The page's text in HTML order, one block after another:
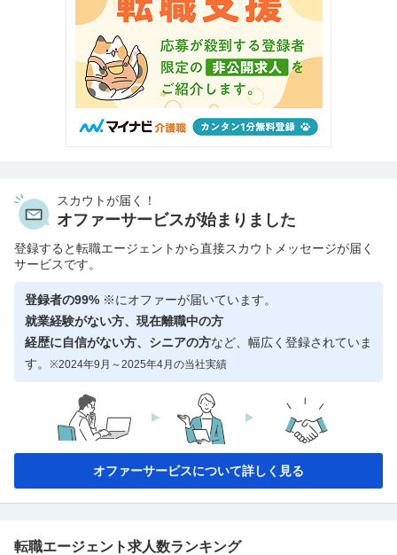
スカウトが届く！
オファーサービスが始まりました
登録すると転職エージェントから直接スカウトメッセージが届く
サービスです。
登録者の99% ※にオファーが届いています。
就業経験がない方、現在離職中の方
経歴に自信がない方、シニアの方など、幅広く登録されていま
す。 ※2024年9月～2025年4月の当社実績
オファーサービスについて詳しく見る
転職エージェント求人数ランキング